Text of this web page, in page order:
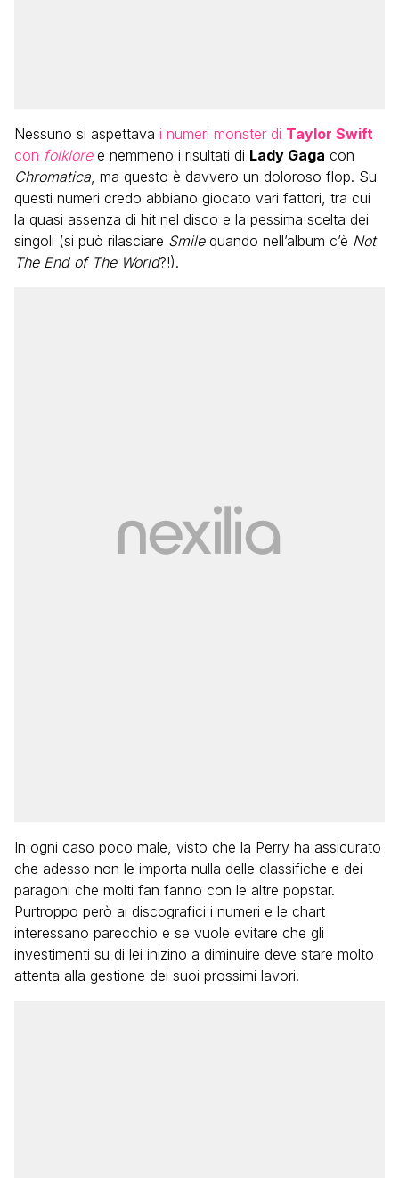
Nessuno si aspettava i numeri monster di Taylor Swift
con folkloree nemmeno i risultati di Lady Gaga con
Chromatica, ma questo è davvero un doloroso flop. Su
questi numeri credo abbiano giocato vari fattori, tra cui
la quasi assenza di hit nel disco e la pessima scelta dei
singoli (si può rilasciare Smilequando nell’album c’è Not
The End of The World?!).
In ogni caso poco male, visto che la Perry ha assicurato
che adesso non le importa nulla delle classifiche e dei
paragoni che molti fan fanno con le altre popstar.
Purtroppo però ai discografici i numeri e le chart
interessano parecchio e se vuole evitare che gli
investimenti su di lei inizino a diminuire deve stare molto
attenta alla gestione dei suoi prossimi lavori.